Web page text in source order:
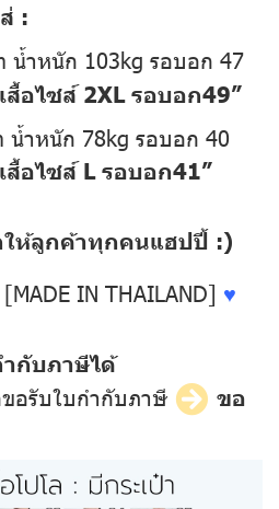
:
น้ำหนัก 103kg รอบอก 47
สื้อไซส์ 2XL รอบอก49”
น้ำหนัก 78kg รอบอก 40
สื้อไซส์ L รอบอก41”
ให้ลูกค้าทุกคนแฮปปี้ :)
IN THAILAND] ♥
กับภาษีได้
อรับใบกำกับภาษี
ขอ